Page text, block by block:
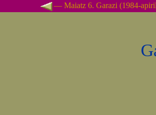
— Maiatz 6. Garazi (1984-